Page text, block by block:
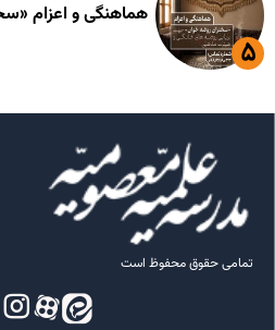
هماهنگی و اعزام
تمامی حقوق محفوظ است